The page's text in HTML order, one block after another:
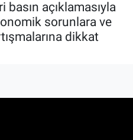
basın açıklamasıyla
sorunlara ve
dikkat